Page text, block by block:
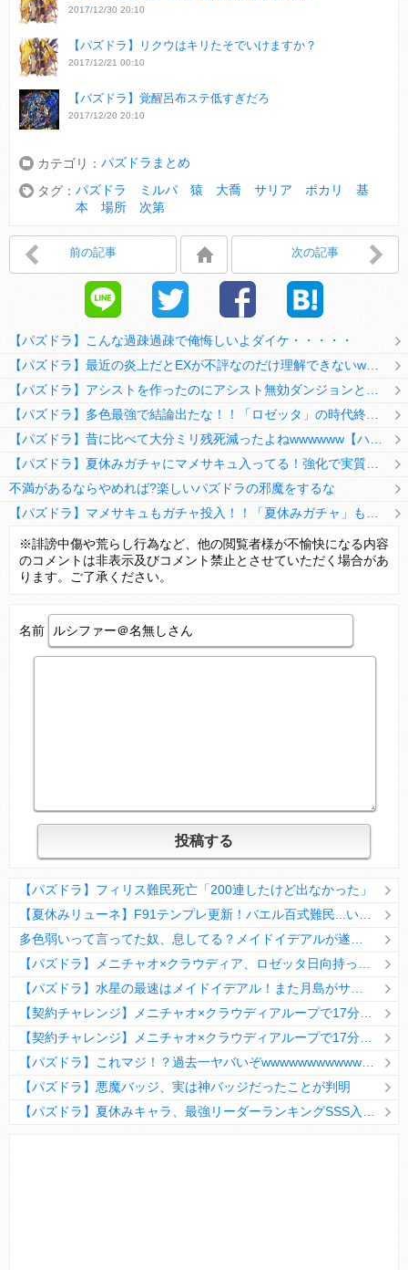
2017/12/30 20:10
【パズドラ】リクウはキリたそでいけますか？
2017/12/21 00:10
【パズドラ】覚醒呂布ステ低すぎだろ
2017/12/20 20:10
カテゴリ： パズドラまとめ
タグ： パズドラ ミルパ 猿 大喬 サリア ポカリ 基
本 場所 次第
前の記事 次の記事
【パズドラ】こんな過疎過疎で俺悔しいよダイケ・・・・・
不満があるならやめれば?楽しいパズドラの邪魔をするな
【パズドラ】TB・HEARTSの6人は全員分岐進化とアシスト2種あり！HEARTSエンジェルの進化いいな
変な所でセーブして詰んだゲーム、貴方にはありますか？
Powered by livedoor 相互RSS
※誹謗中傷や荒らし行為など、他の閲覧者様が不愉快になる内容
のコメントは非表示及びコメント禁止とさせていただく場合があ
ります。ご了承ください。
名前
【パズドラ】フィリス難民死亡「200連したけど出なかった」
【パズドラ】悪魔バッジ、実は神バッジだったことが判明